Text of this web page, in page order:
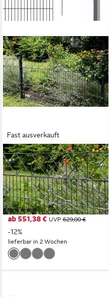
Fast ausverkauft
ALBERTS
Doppelstabmattenzaun mit
verschiedenen
Dekorelementen, (Set),
anthrazit, Höhe: 100-160cm,
Gesamtlänge: 10-20m, zum
Einbetonieren
(1)
ab 551,38 € UVP 629,00 €
-12%
lieferbar in 2 Wochen